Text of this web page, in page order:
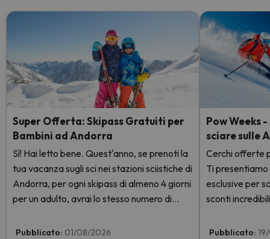
Super Offerta: Skipass Gratuiti per
Bambini ad Andorra
Sì! Hai letto bene. Quest'anno, se prenoti la
tua vacanza sugli sci nei stazioni sciistiche di
Andorra, per ogni skipass di almeno 4 giorni
per un adulto, avrai lo stesso numero di
GRATIS. Entra e scoprilo qui.
Pubblicato: 01/08/2026
Pow Weeks
sciare sulle
Cerchi offerte
Ti
esclusive per
sconti
Pubblicato: